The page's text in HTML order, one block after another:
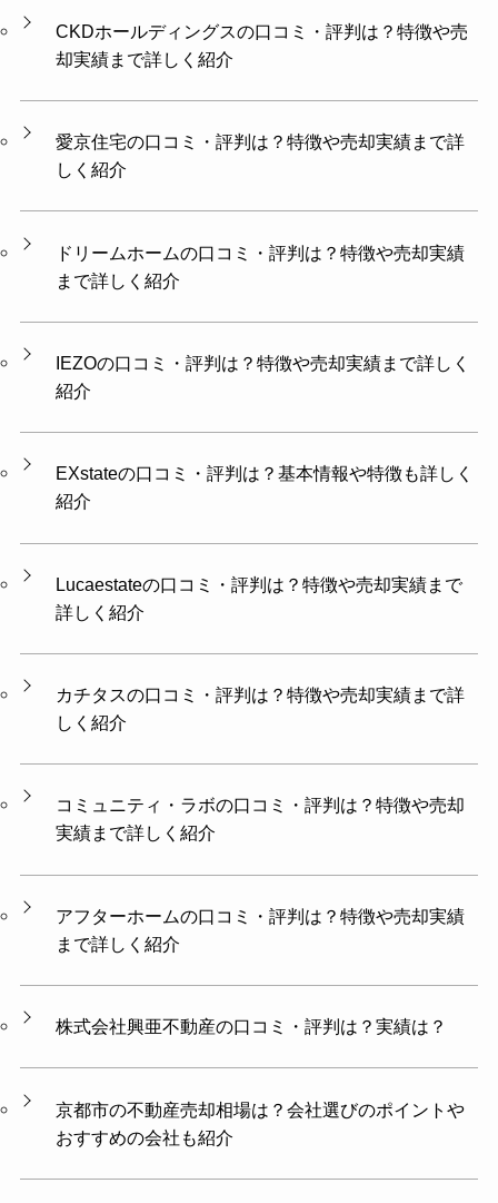
CKDホールディングスの口コミ・評判は？特徴や売
却実績まで詳しく紹介
愛京住宅の口コミ・評判は？特徴や売却実績まで詳
しく紹介
ドリームホームの口コミ・評判は？特徴や売却実績
まで詳しく紹介
IEZOの口コミ・評判は？特徴や売却実績まで詳しく
紹介
EXstateの口コミ・評判は？基本情報や特徴も詳しく
紹介
Lucaestateの口コミ・評判は？特徴や売却実績まで
詳しく紹介
カチタスの口コミ・評判は？特徴や売却実績まで詳
しく紹介
コミュニティ・ラボの口コミ・評判は？特徴や売却
実績まで詳しく紹介
アフターホームの口コミ・評判は？特徴や売却実績
まで詳しく紹介
株式会社興亜不動産の口コミ・評判は？実績は？
京都市の不動産売却相場は？会社選びのポイントや
おすすめの会社も紹介